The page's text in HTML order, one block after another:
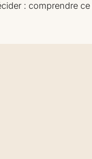
: comprendre